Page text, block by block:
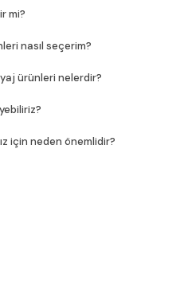
mi?
nasıl seçerim?
ürünleri nelerdir?
için neden önemlidir?